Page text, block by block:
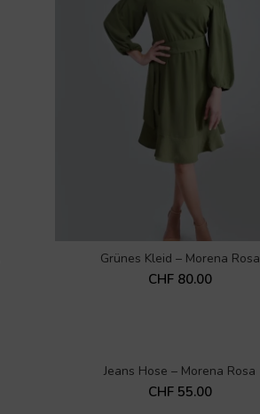
IN DEN WARENKORB
Grünes Kleid – Morena Rosa
CHF80.00
IN DEN WARENKORB
Jeans Hose – Morena Rosa
CHF55.00